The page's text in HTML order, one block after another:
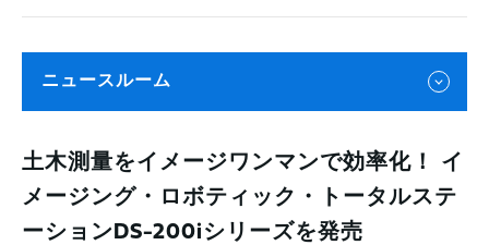
ニュースルーム
土木測量をイメージワンマンで効率化！ イ
メージング・ロボティック・トータルステ
ーションDS-200iシリーズを発売